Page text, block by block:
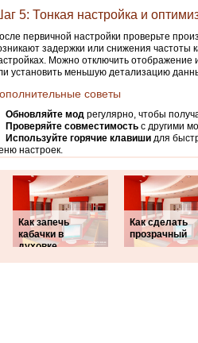
5: Тонкая настройка и
первичной настройки проверьте
задержки или снижения
Можно отключить
установить меньшую детализацию
советы
Обновляйте мод регулярно, чтобы
Проверяйте совместимость с другими
Используйте горячие клавиши для
настроек.
Как запечь
кабачки в
духовке
Как сделать
прозрачный